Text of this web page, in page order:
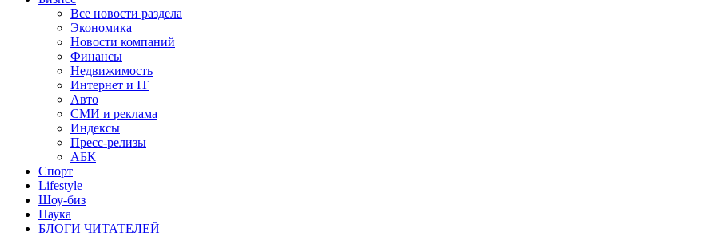
Все новости раздела
Экономика
Новости компаний
Финансы
Недвижимость
Интернет и IT
Авто
СМИ и реклама
Индексы
Пресс-релизы
АБК
Спорт
Lifestyle
Шоу-биз
Наука
БЛОГИ ЧИТАТЕЛЕЙ